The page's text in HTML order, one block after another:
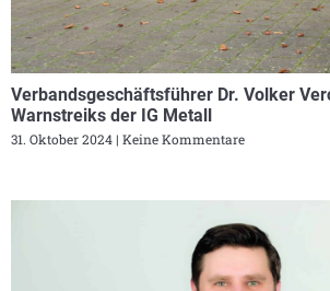
Verbandsgeschäftsführer Dr. Volker
Warnstreiks der IG Metall
31. Oktober 2024 Keine Kommentare